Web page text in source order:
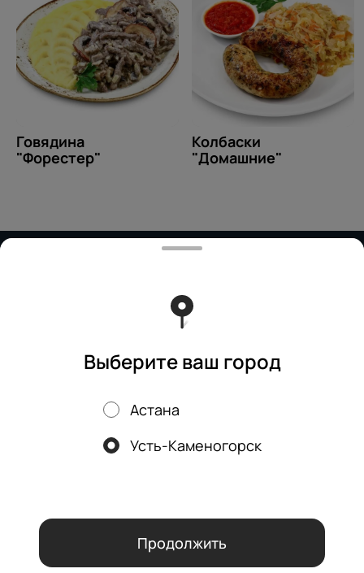
аналитических сервисов согласно нашейполитике
конфиденциальности
ОК
Говядина
"Форестер"
Колбаски
"Домашние"
Политика конфиденциальности
Акции, скидки, кэшбэк − в нашем приложении!
Выберите ваш город
Астана
Усть-Каменогорск